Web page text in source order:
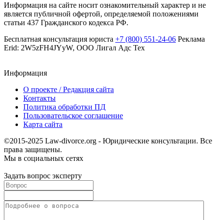
Информация на сайте носит ознакомительный характер и не
является публичной офертой, определяемой положениями
статьи 437 Гражданского кодекса РФ.
Бесплатная консультация юриста +7 (800) 551-24-06 Реклама
Erid: 2W5zFH4JYyW, ООО Лигал Адс Тех
Информация
О проекте / Редакция сайта
Контакты
Политика обработки ПД
Пользовательское соглашение
Карта сайта
©2015-2025 Law-divorce.org - Юридические консультации. Все
права защищены.
Мы в социальных сетях
Задать вопрос эксперту